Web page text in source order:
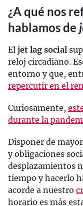
¿A qué nos
hablamos de
El jet lag social
reloj circadiano.
entorno y que,
repercutir en el
Curiosamente,
durante la
Disponer de
y obligaciones
desplazamientos
tiempo y hacerlo
acorde a nuestro
horario es más